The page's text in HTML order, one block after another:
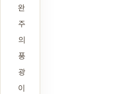
완
주
의
풍
광
이